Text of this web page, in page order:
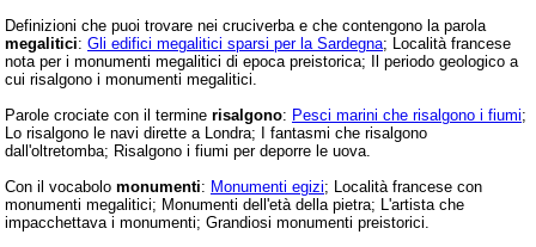
Definizioni che puoi trovare nei cruciverba e che contengono la parola
megalitici: Gli edifici megalitici sparsi per la Sardegna; Località francese
nota per i monumenti megalitici di epoca preistorica; Il periodo geologico a
cui risalgono i monumenti megalitici.
Parole crociate con il termine risalgono: Pesci marini che risalgono i fiumi;
Lo risalgono le navi dirette a Londra; I fantasmi che risalgono
dall'oltretomba; Risalgono i fiumi per deporre le uova.
Con il vocabolo monumenti: Monumenti egizi; Località francese con
monumenti megalitici; Monumenti dell'età della pietra; L'artista che
impacchettava i monumenti; Grandiosi monumenti preistorici.